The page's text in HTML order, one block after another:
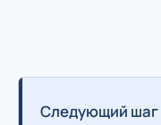
Следующий шаг